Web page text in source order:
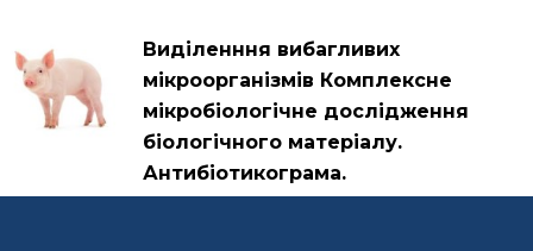
Виділенння вибагливих
мікроорганізмів Комплексне
мікробіологічне дослідження
біологічного матеріалу.
Антибіотикограма.